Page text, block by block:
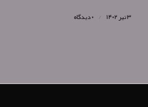
۳ تیر ۱۴۰۲ / ۰ دیدگاه